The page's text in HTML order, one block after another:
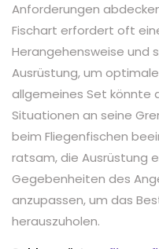
Anforderungen
Fischart erfordert oft
Herangehensweise und
Ausrüstung, um optimale
allgemeines Set könnte
Situationen an seine
beim Fliegenfischen
ratsam, die Ausrüstung
Gegebenheiten des
anzupassen, um das
herauszuholen.